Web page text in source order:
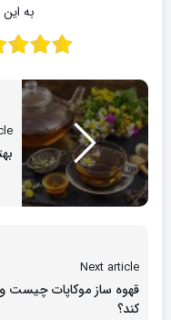
به این
Next article
قهوه ساز موکاپات چیست
کند؟